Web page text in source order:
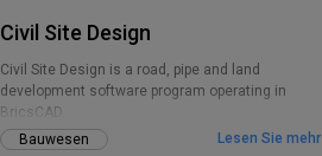
Civil Site Design
Civil Site Design is a road, pipe and land
development software program operating in
BricsCAD.
Bauwesen
Lesen Sie mehr